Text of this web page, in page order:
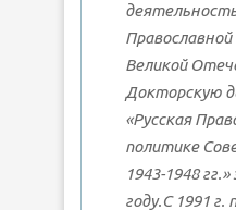
Великой
Докторскую
«Русская
политике
1943-1948
году.С 1991 г.